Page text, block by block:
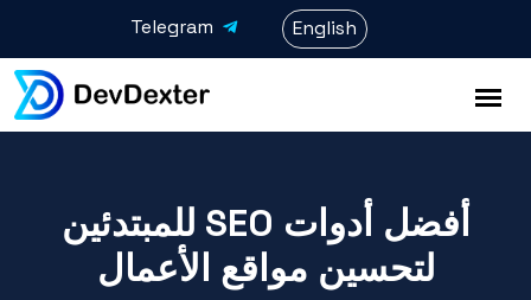
English
Telegram
أفضل أدوات SEO للمبتدئين
لتحسين مواقع الأعمال